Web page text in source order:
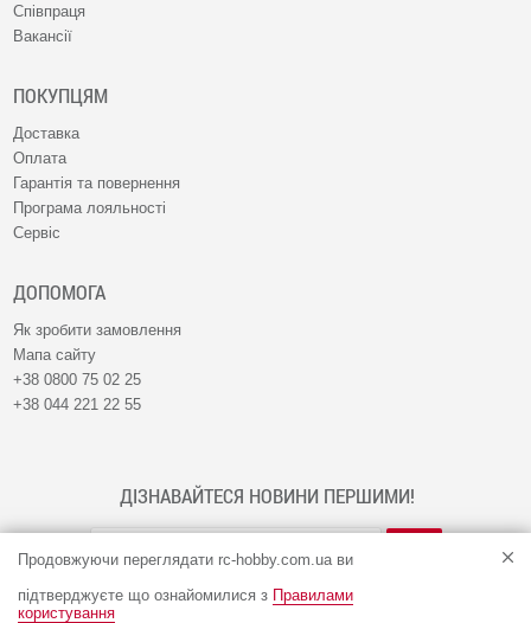
Продовжуючи переглядати rc-hobby.com.ua ви
підтверджуєте що ознайомилися з Правилами
користування
Співпраця
Вакансії
ПОКУПЦЯМ
Доставка
Оплата
Гарантія та повернення
Програма лояльності
Сервіс
ДОПОМОГА
Як зробити замовлення
Мапа сайту
+38 0800 75 02 25
+38 044 221 22 55
ДІЗНАВАЙТЕСЯ НОВИНИ ПЕРШИМИ!